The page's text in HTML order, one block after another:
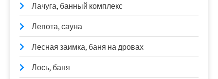
Лачуга, банный комплекс
Лепота, сауна
Лесная заимка, баня на дровах
Лось, баня